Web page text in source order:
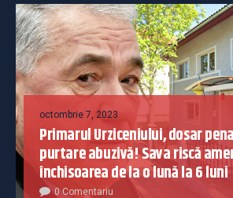
octombrie 7, 2023
Primarul Urziceniului, dosar
purtare abuzivă! Sava riscă
închisoarea de la o lună la 6 luni
0 Comentariu